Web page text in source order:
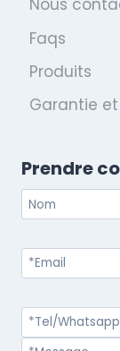
Nous
Faqs
Produits
Garantie
Prendre